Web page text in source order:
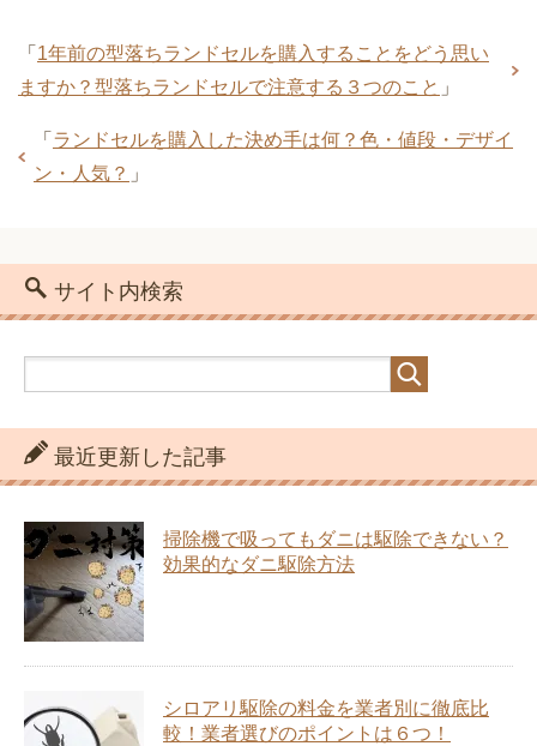
「 1年前の型落ちランドセルを購入することをどう思い
ますか？型落ちランドセルで注意する３つのこと 」
「 ランドセルを購入した決め手は何？色・値段・デザイ
ン・人気？ 」
サイト内検索
最近更新した記事
掃除機で吸ってもダニは駆除できない？
効果的なダニ駆除方法
シロアリ駆除の料金を業者別に徹底比
較！業者選びのポイントは６つ！